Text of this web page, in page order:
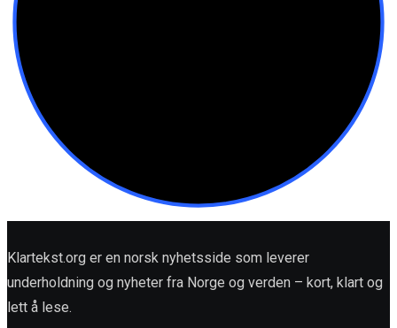
Klartekst.org er en norsk nyhetsside som leverer
underholdning og nyheter fra Norge og verden – kort, klart og
lett å lese.